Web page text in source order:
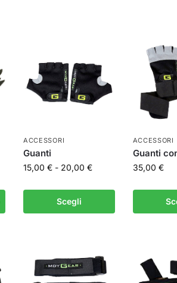
ACCESSORI
Guanti
15,00 € - 20,00 €
Scegli
ACCESSORI
Guanti
35,00 €